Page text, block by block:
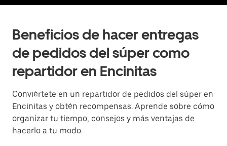
Beneficios de hacer entregas
de pedidos del súper como
repartidor en Encinitas
Conviértete en un repartidor de pedidos del súper en
Encinitas y obtén recompensas. Aprende sobre cómo
organizar tu tiempo, consejos y más ventajas de
hacerlo a tu modo.